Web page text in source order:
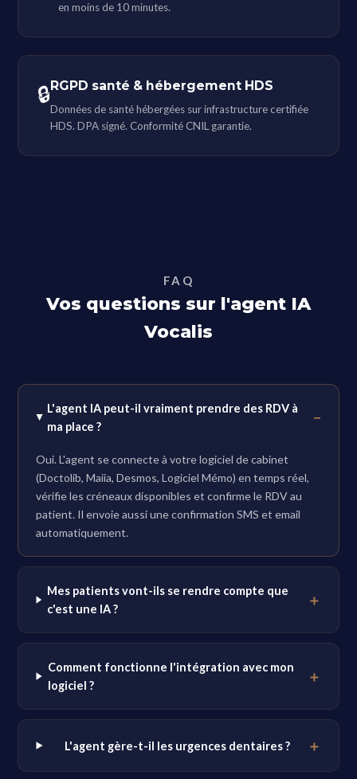
en moins de 10 minutes.
🔒RGPD santé & hébergement HDS
Données de santé hébergées sur infrastructure certifiée
HDS. DPA signé. Conformité CNIL garantie.
FAQ
Vos questions sur l'agent IA
Vocalis
L'agent IA peut-il vraiment prendre des RDV à
ma place ?
Oui. L'agent se connecte à votre logiciel de cabinet
(Doctolib, Maiia, Desmos, Logiciel Mémo) en temps réel,
vérifie les créneaux disponibles et confirme le RDV au
patient. Il envoie aussi une confirmation SMS et email
automatiquement.
Mes patients vont-ils se rendre compte que
c'est une IA ?
Comment fonctionne l'intégration avec mon
logiciel ?
L'agent gère-t-il les urgences dentaires ?